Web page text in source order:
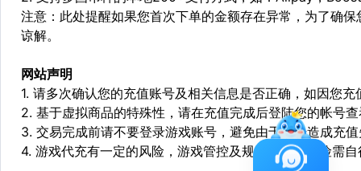
注意：此处提醒如果您首次下单的金额存在异常，为了确
谅解。
网站声明
1. 请多次确认您的充值账号及相关信息是否正确，如因您
2. 基于虚拟商品的特殊性，请在充值完成后登陆您的帐号
3. 交易完成前请不要登录游戏账号，避免由于顶号造成充
4. 游戏代充有一定的风险，游戏管控及规则处罚等风险需